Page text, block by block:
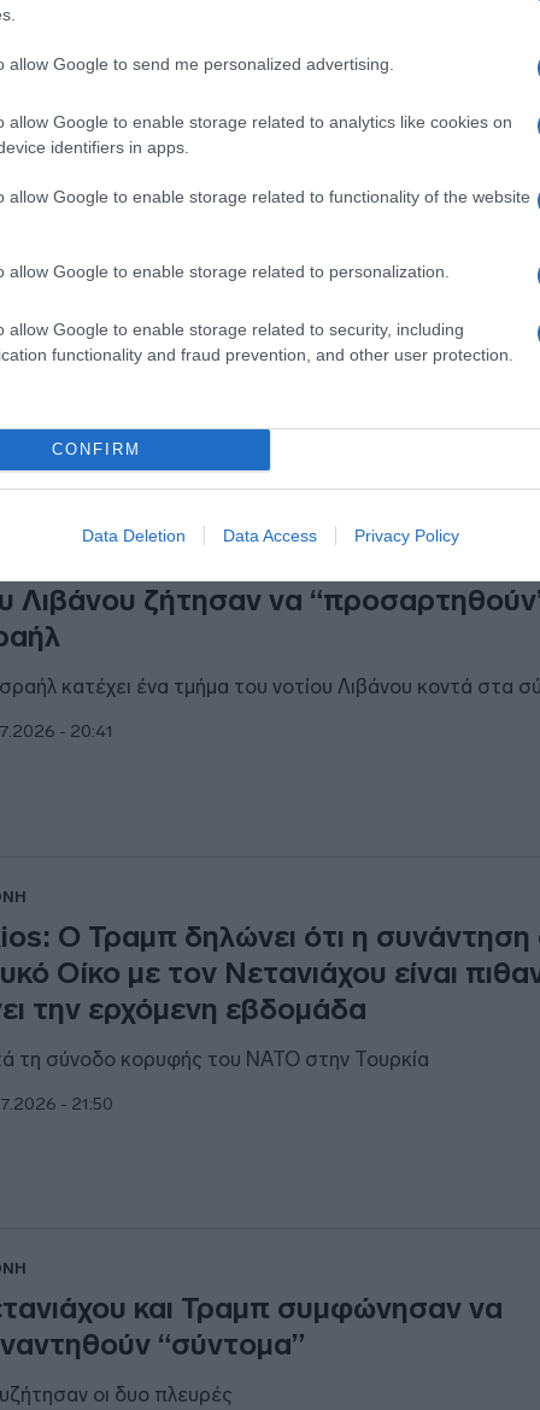
allow Google to send me personalized advertising.
allow Google to enable storage related to analytics like cookies on
identifiers in apps.
allow Google to enable storage related to functionality of the website
allow Google to enable storage related to personalization.
allow Google to enable storage related to security, including
functionality and fraud prevention, and other user protection.
CONFIRM
Data Deletion Data Access Privacy Policy
- 20:32
Ο Νετανιάχου ζητά από τον
τον Ερντογάν ενόψει της
του ΝΑΤΟ
μήνες
Λιβάνου ζήτησαν να
κατέχει ένα τμήμα του νοτίου Λιβάνου κοντά στα
- 20:41
Ο Τραμπ δηλώνει ότι η συνάντηση
Οίκο με τον Νετανιάχου είναι
την ερχόμενη εβδομάδα
τη σύνοδο κορυφής του ΝΑΤΟ στην Τουρκία
- 21:50
και Τραμπ συμφώνησαν να
“σύντομα”
οι δυο πλευρές